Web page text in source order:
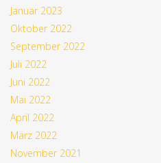
Januar 2023
Oktober 2022
September 2022
Juli 2022
Juni 2022
Mai 2022
April 2022
März 2022
November 2021